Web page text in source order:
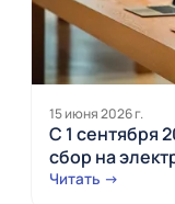
15 июня 2026 г.
С 1 сентября
сбор на
Читать →